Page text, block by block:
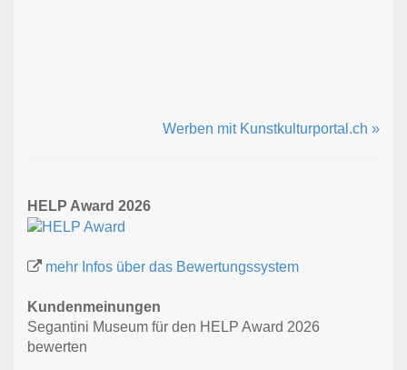
Werben mit Kunstkulturportal.ch »
HELP Award 2026
mehr Infos über das Bewertungssystem
Kundenmeinungen
Segantini Museum für den HELP Award 2026
bewerten